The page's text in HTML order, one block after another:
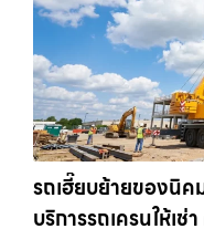
รถเฮี๊ยบย้ายของนิ
บริการรถเครนให้เ